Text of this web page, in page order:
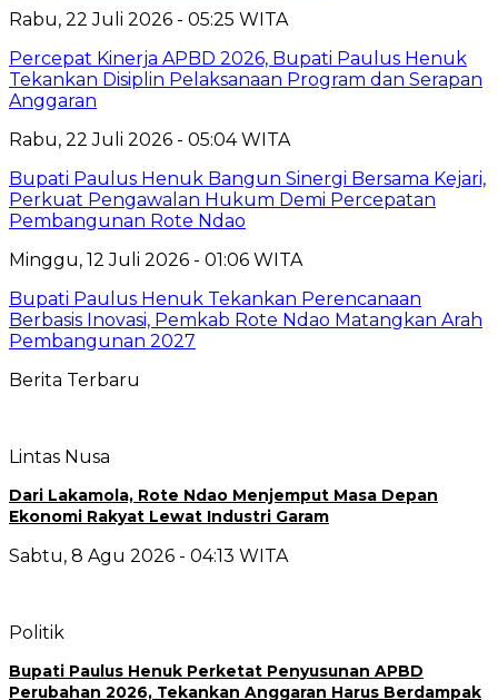
Rabu, 22 Juli 2026 - 05:25 WITA
Percepat Kinerja APBD 2026, Bupati Paulus Henuk
Tekankan Disiplin Pelaksanaan Program dan Serapan
Anggaran
Rabu, 22 Juli 2026 - 05:04 WITA
Bupati Paulus Henuk Bangun Sinergi Bersama Kejari,
Perkuat Pengawalan Hukum Demi Percepatan
Pembangunan Rote Ndao
Minggu, 12 Juli 2026 - 01:06 WITA
Bupati Paulus Henuk Tekankan Perencanaan
Berbasis Inovasi, Pemkab Rote Ndao Matangkan Arah
Pembangunan 2027
Berita Terbaru
Lintas Nusa
Dari Lakamola, Rote Ndao Menjemput Masa Depan
Ekonomi Rakyat Lewat Industri Garam
Sabtu, 8 Agu 2026 - 04:13 WITA
Politik
Bupati Paulus Henuk Perketat Penyusunan APBD
Perubahan 2026, Tekankan Anggaran Harus Berdampak